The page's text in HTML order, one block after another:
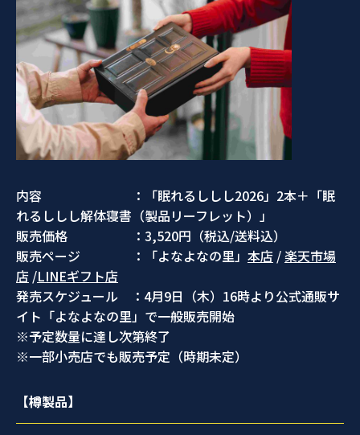
内容 ：「眠れるししし2026」2本＋「眠
れるししし解体寝書（製品リーフレット）」
販売価格 ：3,520円（税込/送料込）
販売ページ ：「よなよなの里」 本店 /楽天市場
店 /LINEギフト店
発売スケジュール ：4月9日（木）16時より公式通販サ
イト「よなよなの里」で一般販売開始
※予定数量に達し次第終了
※一部小売店でも販売予定（時期未定）
【樽製品】